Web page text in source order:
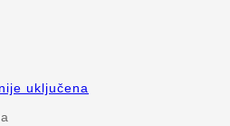
uključena